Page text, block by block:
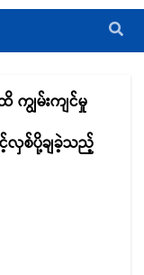
ကျွမ်းကျင်မှု
င့်လှစ်ပို့ချခဲ့သည့်